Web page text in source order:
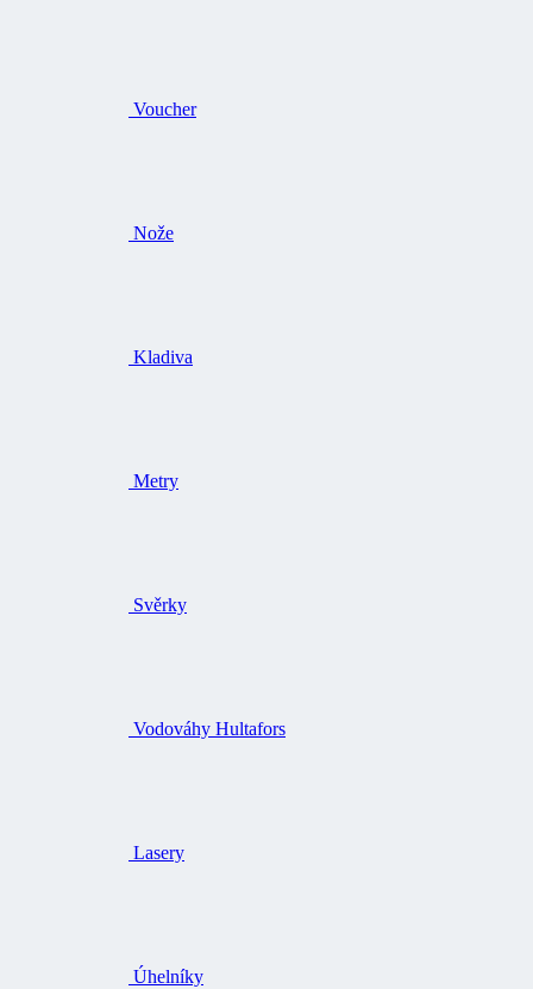
Voucher
Nože
Kladiva
Metry
Svěrky
Vodováhy Hultafors
Lasery
Úhelníky